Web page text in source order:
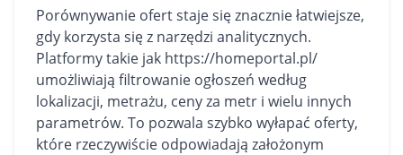
Porównywanie ofert staje się znacznie łatwiejsze,
gdy korzysta się z narzędzi analitycznych.
Platformy takie jak https://homeportal.pl/
umożliwiają filtrowanie ogłoszeń według
lokalizacji, metrażu, ceny za metr i wielu innych
parametrów. To pozwala szybko wyłapać oferty,
które rzeczywiście odpowiadają założonym